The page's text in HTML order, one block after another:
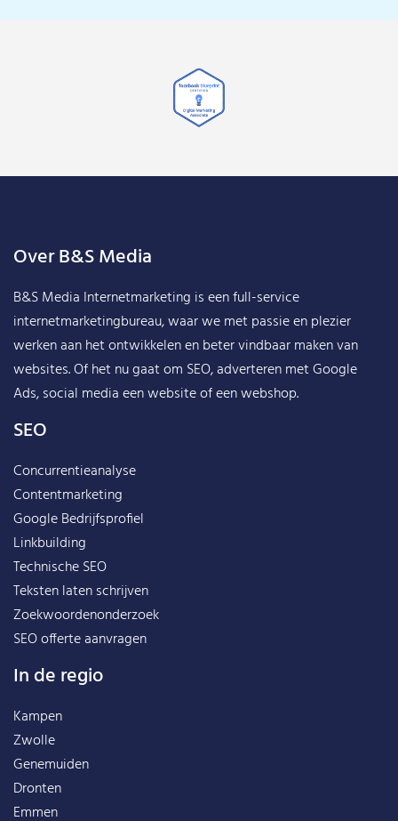
Over B&S Media
B&S Media Internetmarketing is een full-service
internetmarketingbureau, waar we met passie en plezier
werken aan het ontwikkelen en beter vindbaar maken van
websites. Of het nu gaat om SEO, adverteren met Google
Ads, social media een website of een webshop.
SEO
Concurrentieanalyse
Contentmarketing
Google Bedrijfsprofiel
Linkbuilding
Technische SEO
Teksten laten schrijven
Zoekwoordenonderzoek
SEO offerte aanvragen
In de regio
Kampen
Zwolle
Genemuiden
Dronten
Emmen